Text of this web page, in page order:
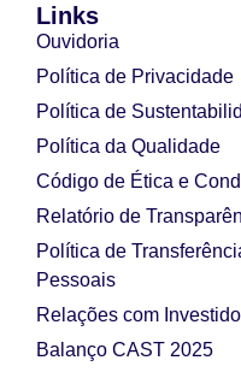
Links
Ouvidoria
Política de Privacidade
Política de
Política da Qualidade
Código de Ética e
Relatório de
Política de
Pessoais
Relações com
Balanço CAST 2025